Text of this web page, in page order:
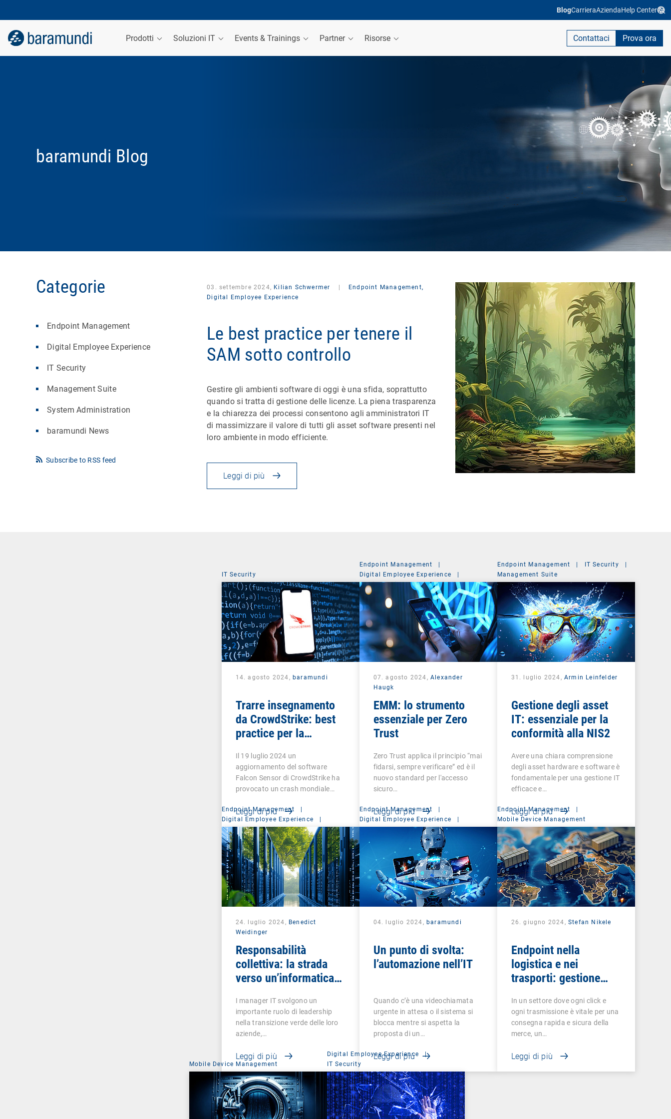
BlogCarrieraAziendaHelp Center
Prodotti Soluzioni IT Events & Trainings Partner Risorse Contattaci Prova ora
baramundi Blog
Categorie
Endpoint Management
Digital Employee Experience
IT Security
Management Suite
System Administration
baramundi News
Subscribe to RSS feed
03. settembre 2024, Kilian Schwermer
Endpoint Management,
Digital Employee Experience
Le best practice per tenere il
SAM sotto controllo
Gestire gli ambienti software di oggi è una sfida, soprattutto
quando si tratta di gestione delle licenze. La piena trasparenza
e la chiarezza dei processi consentono agli amministratori IT
di massimizzare il valore di tutti gli asset software presenti nel
loro ambiente in modo efficiente.
Leggi di più
IT Security
14. agosto 2024, baramundi
Trarre insegnamento
da CrowdStrike: best
practice per la
Il 19 luglio 2024 un
aggiornamento del software
Falcon Sensor di CrowdStrike ha
provocato un crash mondiale…
Leggi di più
Endpoint Management
|
Digital Employee Experience
|
Mobile Device Management
07. agosto 2024, Alexander
Haugk
EMM: lo strumento
essenziale per Zero
Trust
Zero Trust applica il principio “mai
fidarsi, sempre verificare” ed è il
nuovo standard per l'accesso
sicuro…
Leggi di più
Endpoint Management | IT Security
|
Management Suite
31. luglio 2024, Armin Leinfelder
Gestione degli asset
IT: essenziale per la
conformità alla NIS2
Avere una chiara comprensione
degli asset hardware e software è
fondamentale per una gestione IT
efficace e…
Leggi di più
Endpoint Management
|
Digital Employee Experience
|
Management Suite
24. luglio 2024, Benedict
Weidinger
Responsabilità
collettiva: la strada
verso un’informatica
I manager IT svolgono un
importante ruolo di leadership
nella transizione verde delle loro
aziende,…
Leggi di più
Endpoint Management
|
Digital Employee Experience
|
Management Suite
04. luglio 2024, baramundi
Un punto di svolta:
l’automazione nell’IT
Quando c’è una videochiamata
urgente in attesa o il sistema si
blocca mentre si aspetta la
proposta di un…
Leggi di più
Endpoint Management
|
Mobile Device Management
26. giugno 2024, Stefan Nikele
Endpoint nella
logistica e nei
trasporti: gestione
In un settore dove ogni click e
ogni trasmissione è vitale per una
consegna rapida e sicura della
merce, un…
Leggi di più
Mobile Device Management
Digital Employee Experience
|
IT Security